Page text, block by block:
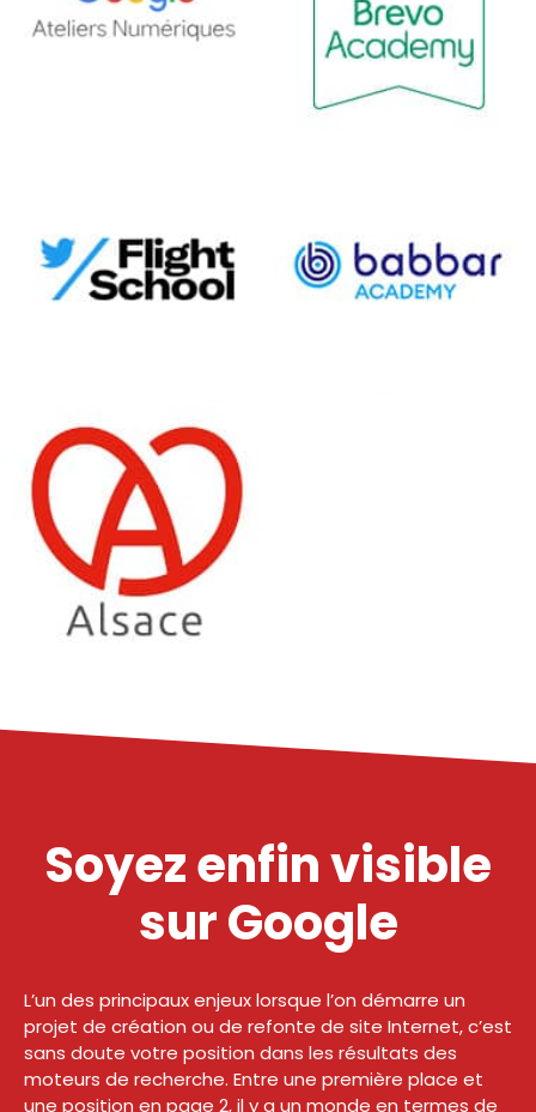
Soyez enfin visible
sur Google
L’un des principaux enjeux lorsque l’on démarre un
projet de création ou de refonte de site Internet, c’est
sans doute votre position dans les résultats des
moteurs de recherche. Entre une première place et
une position en page 2, il y a un monde en termes de